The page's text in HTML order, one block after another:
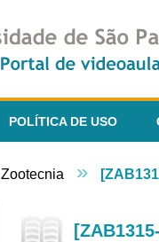
POLÍTICA DE USO
Zootecnia »